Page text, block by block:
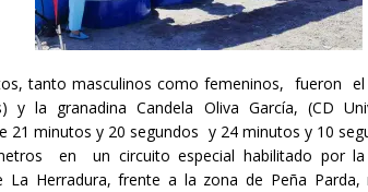
tanto masculinos como femeninos, fueron el
y la granadina Candela Oliva García, (CD
21 minutos y 20 segundos y 24 minutos y 10
en un circuito especial habilitado por la
La Herradura, frente a la zona de Peña